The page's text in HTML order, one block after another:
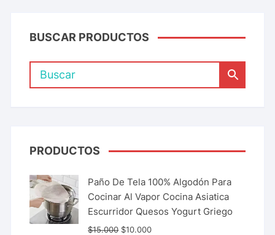
BUSCAR PRODUCTOS
PRODUCTOS
Paño De Tela 100% Algodón Para
Cocinar Al Vapor Cocina Asiatica
Escurridor Quesos Yogurt Griego
$15.000 $10.000